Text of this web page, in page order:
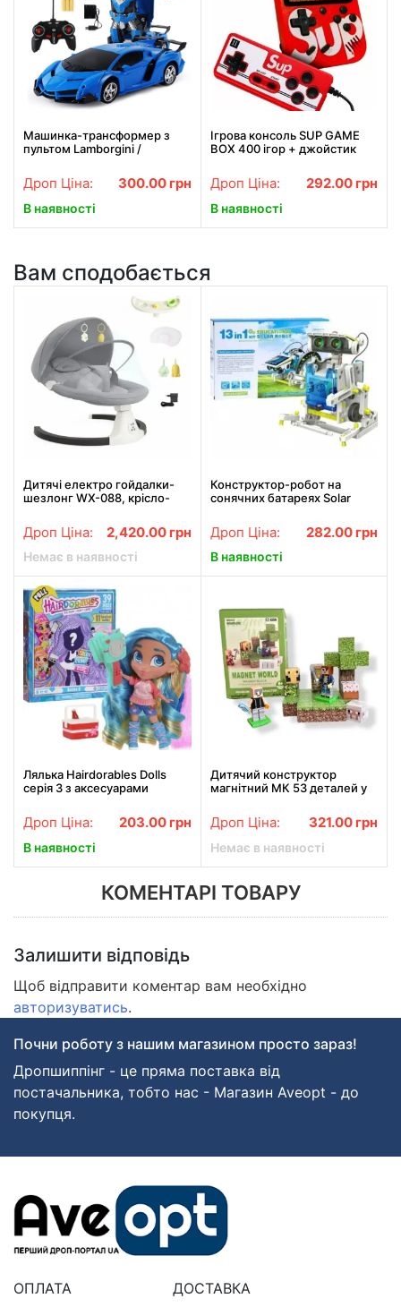
Машинка-трансформер з
пультом Lamborgini /
акумуляторна на
радіокеруванні
Дроп Ціна: 300.00 грн
В наявності
Ігрова консоль SUP GAME
BOX 400 ігор + джойстик
Дроп Ціна: 292.00 грн
В наявності
Вам сподобається
Дитячі електро гойдалки-
шезлонг WX-088, крісло-
автоматична колиска з
балдахіном
Дроп Ціна: 2,420.00 грн
Немає в наявності
Конструктор-робот на
сонячних батареях Solar
Дроп Ціна: 282.00 грн
В наявності
Лялька Hairdorables Dolls
серія 3 з аксесуарами
довгим волоссям
Дроп Ціна: 203.00 грн
В наявності
Дитячий конструктор
магнітний МК 53 деталей у
Дроп Ціна: 321.00 грн
Немає в наявності
КОМЕНТАРІ ТОВАРУ
Залишити відповідь
Щоб відправити коментар вам необхідно
авторизуватись.
Почни роботу з нашим магазином просто зараз!
Дропшиппінг - це пряма поставка від
постачальника, тобто нас - Магазин Aveopt - до
покупця.
ОПЛАТА ДОСТАВКА